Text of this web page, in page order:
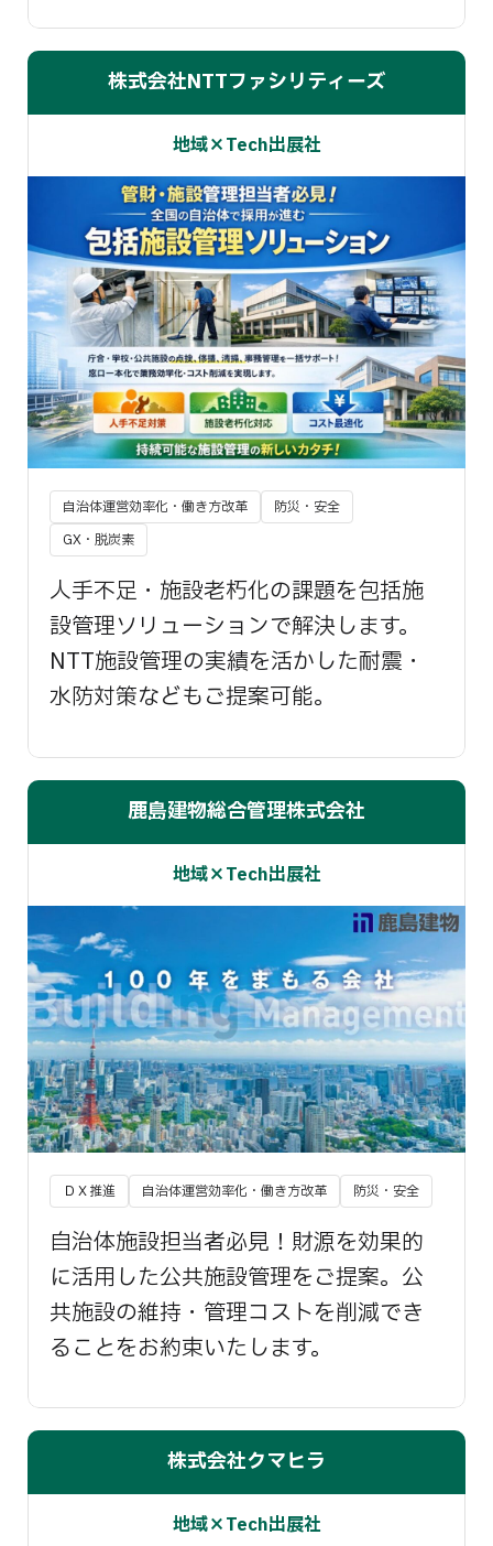
株式会社NTTファシリティーズ
地域×Tech出展社
自治体運営効率化・働き方改革
防災・安全
GX・脱炭素
人手不足・施設老朽化の課題を包括施
設管理ソリューションで解決します。
NTT施設管理の実績を活かした耐震・
水防対策などもご提案可能。
鹿島建物総合管理株式会社
地域×Tech出展社
ＤＸ推進 自治体運営効率化・働き方改革 防災・安全
自治体施設担当者必見！財源を効果的
に活用した公共施設管理をご提案。公
共施設の維持・管理コストを削減でき
ることをお約束いたします。
株式会社クマヒラ
地域×Tech出展社